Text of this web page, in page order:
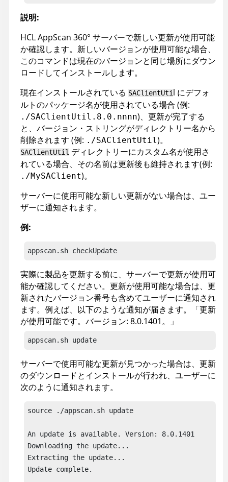
説明:
HCL AppScan 360° サーバーで新しい更新が使用可能
か確認します。新しいバージョンが使用可能な場合、
このコマンドは現在のバージョンと同じ場所にダウン
ロードしてインストールします。
現在インストールされている SAClientUtil にデフォ
ルトのパッケージ名が使用されている場合 (例:
./SAClientUtil.8.0.nnnn)、更新が完了する
と、バージョン・ストリングがディレクトリー名から
削除されます (例: ./SAClientUtil)。
SAClientUtil ディレクトリーにカスタム名が使用さ
れている場合、その名前は更新後も維持されます(例:
./MySAClient)。
サーバーに使用可能な新しい更新がない場合は、ユー
ザーに通知されます。
例:
appscan.sh checkUpdate
実際に製品を更新する前に、サーバーで更新が使用可
能か確認してください。更新が使用可能な場合は、更
新されたバージョン番号も含めてユーザーに通知され
ます。例えば、以下のような通知が届きます。「更新
が使用可能です。バージョン: 8.0.1401。」
appscan.sh update
サーバーで使用可能な更新が見つかった場合は、更新
のダウンロードとインストールが行われ、ユーザーに
次のように通知されます。
source ./appscan.sh update
An update is available. Version: 8.0.1401
Downloading the update...
Extracting the update...
Update complete.